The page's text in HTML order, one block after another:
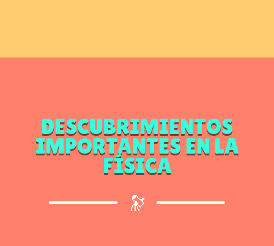
DESCUBRIMIENTOS
IMPORTANTES EN LA
FÍSICA
🔭